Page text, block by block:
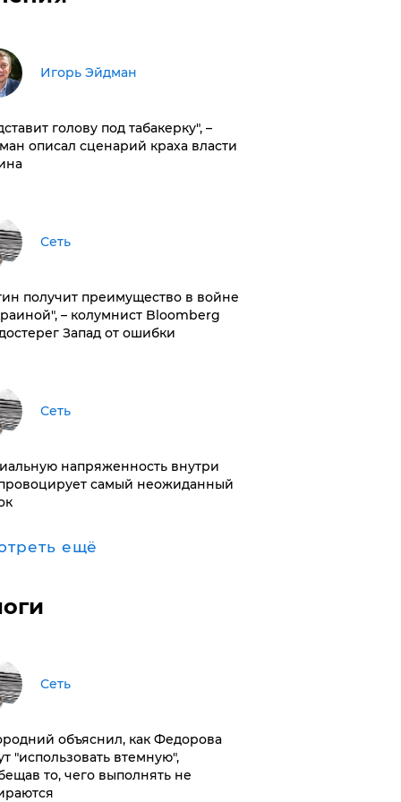
Игорь Эйдман
голову под табакерку", –
описал сценарий краха власти
Сеть
получит преимущество в войне
– колумнист Bloomberg
Запад от ошибки
Сеть
напряженность внутри
самый неожиданный
ещё
Сеть
объяснил, как Федорова
"использовать втемную",
то, чего выполнять не